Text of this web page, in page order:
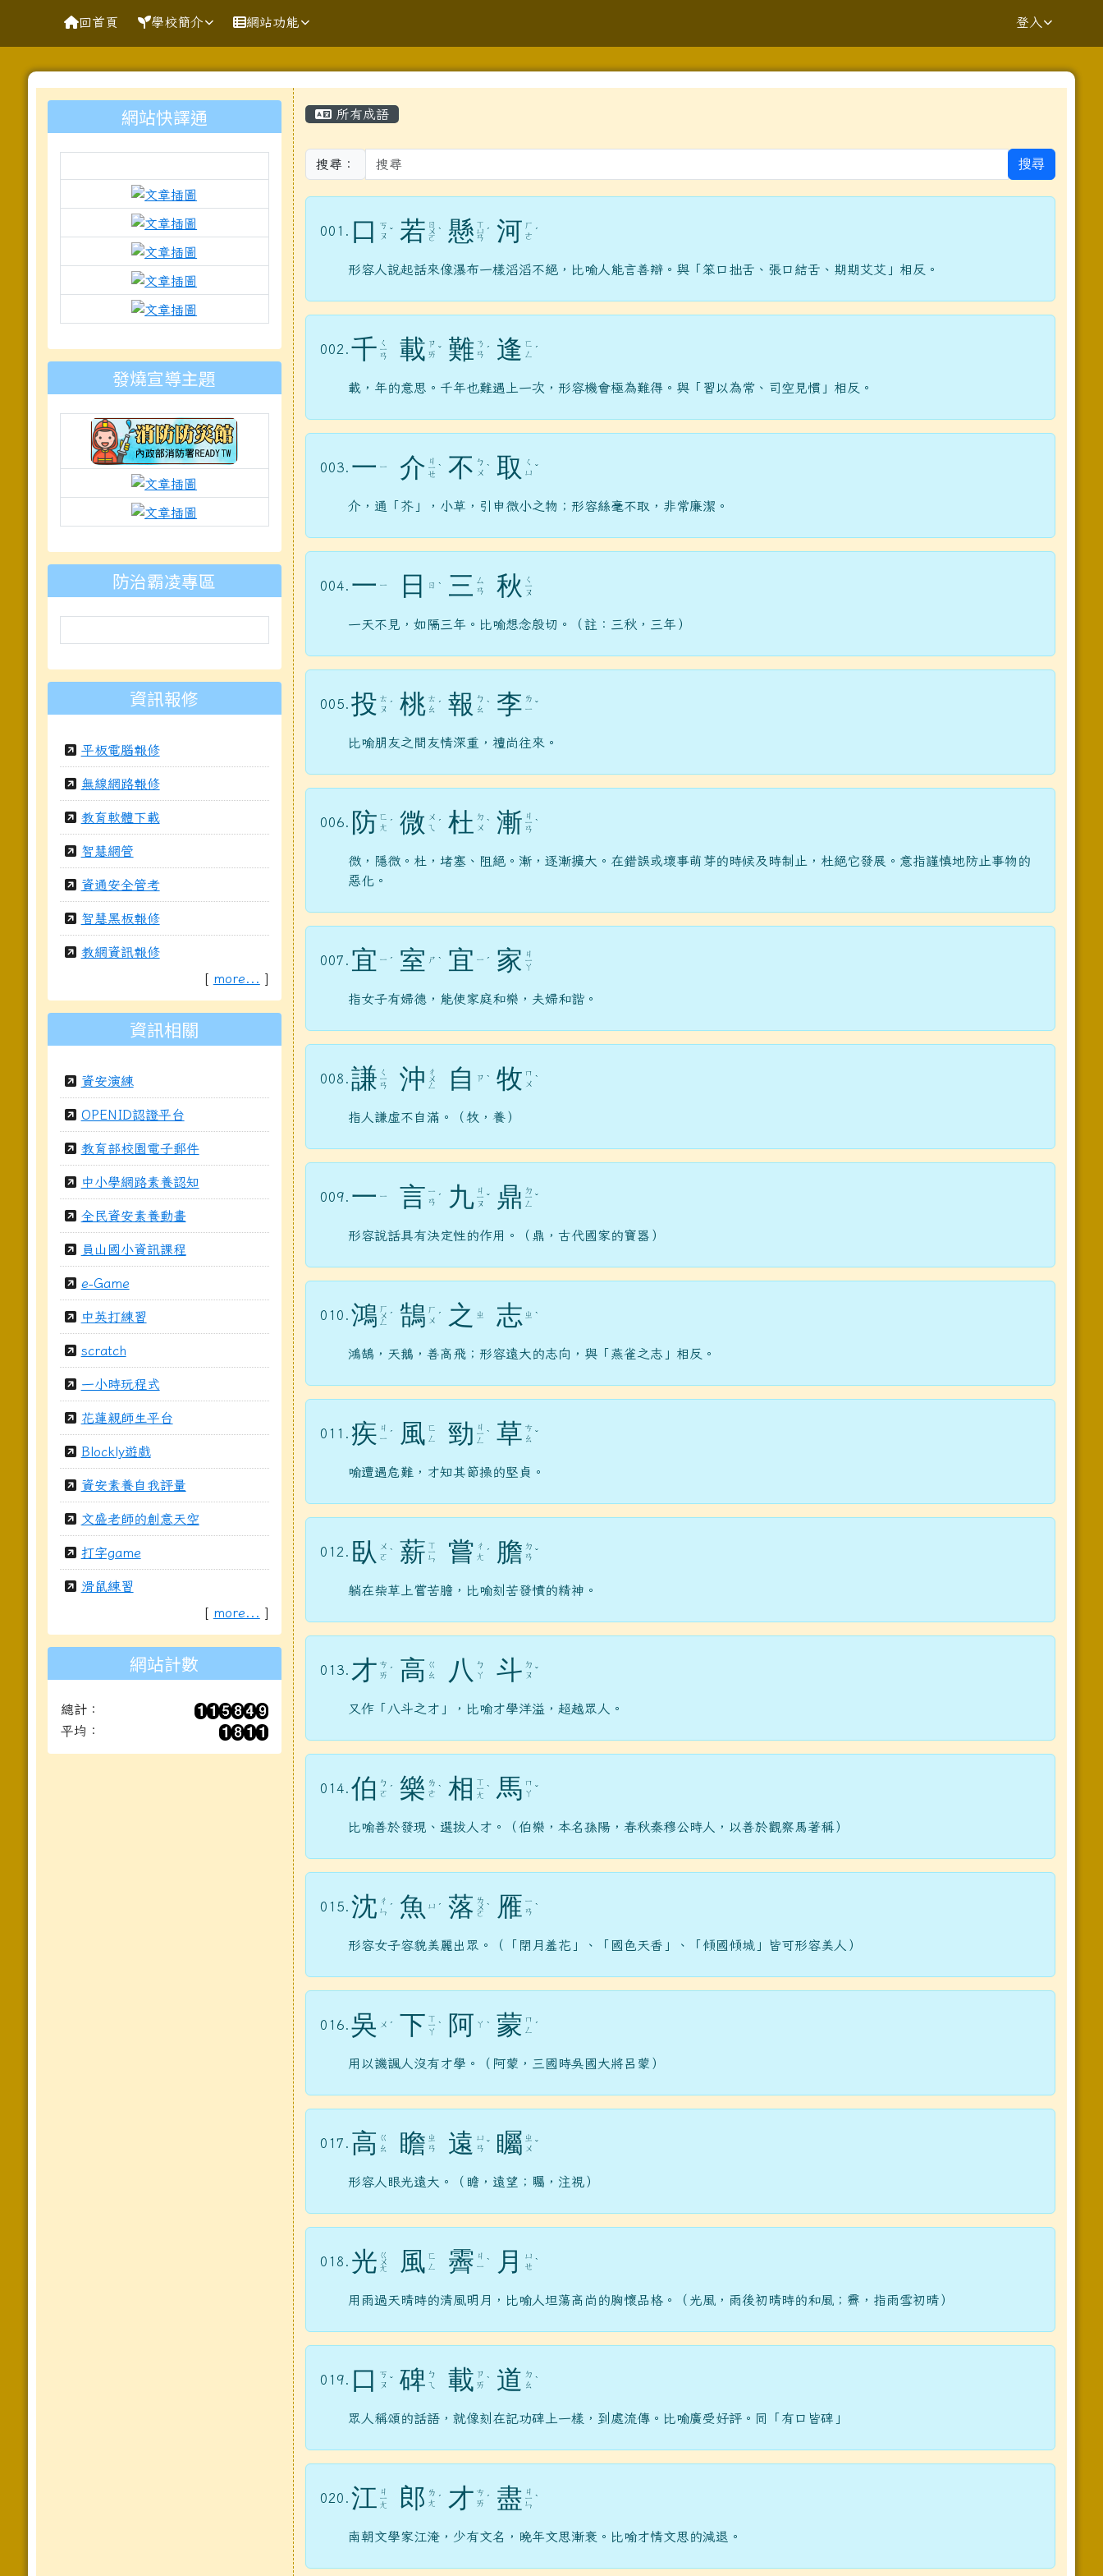
花蓮縣花蓮市明廉國民小學
導覽列回首頁 學校簡介 網站功能 登入
左邊區域內容
網站快譯通
link to https://docs.google.com/forms/d/1ZSFLXy9HoKSJrigoJp3pDKEIQHNLqfDYLkXjUyV7UvQ/viewform?edit_requested=true _blank
link to https://www.mleps.hlc.edu.tw/modules/tad_repair/
link to https://www.mleps.hlc.edu.tw/modules/jill_booking/
link to https://www.kaway.com.tw/page/member/login.aspx?rtn=https%3a%2f%2fwww.kaway.com.tw%2fpage%2frepair%2findex.aspx _blank
link to https://docs.google.com/forms/d/e/1FAIpQLScr6KGMj552f2xHH1TsRtIYU4ZtJOziV7fs1GGE-h484y8t6w/viewform?pli=1 _blank
to https://www.mleps.hlc.edu.tw/modules/tad_repair/
發燒宣導主題
link to https://isafeevent.moe.edu.tw/ _blan
link to https://prepare.mnd.gov.tw/ _blank
link to https://padlet.com/chimei07_3/b612-3ig4s4mcdois7svo _blank
防治霸凌專區
資訊報修
平板電腦報修
無線網路報修
教育軟體下載
智慧網管
資通安全管考
智慧黑板報修
教網資訊報修
[ more... ]
資訊相關
資安演練
OPENID認證平台
教育部校園電子郵件
中小學網路素養認知
全民資安素養動畫
員山國小資訊課程
e-Game
中英打練習
scratch
一小時玩程式
花蓮親師生平台
Blockly遊戲
資安素養自我評量
文盛老師的創意天空
打字game
滑鼠練習
[ more... ]
網站計數
總計：
平均：
主內容區域
所有成語
搜尋： 搜尋
001. 口
ㄎ
ㄡ ˇ 若 ㄖ
ㄨ
ㄛ
ˋ 懸 ㄒ
ㄩ
ㄢ
ˊ 河 ㄏ
ㄜ ˊ
形容人說起話來像瀑布一樣滔滔不絕，比喻人能言善辯。與「笨口拙舌、張口結舌、期期艾艾」相反。
002. 千 ㄑ
ㄧ
ㄢ 載 ㄗ
ㄞ ˇ 難 ㄋ
ㄢ ˊ 逢 ㄈ
ㄥ
ˊ
載，年的意思。千年也難遇上一次，形容機會極為難得。與「習以為常、司空見慣」相反。
003. 一 ㄧ 介 ㄐ
ㄧ
ㄝ
ˋ 不 ㄅ
ㄨ ˋ 取
ㄑ
ㄩ ˇ
介，通「芥」，小草，引申微小之物；形容絲毫不取，非常廉潔。
004. 一 ㄧ 日 ㄖ ˋ 三 ㄙ
ㄢ
秋 ㄑ
ㄧ
ㄡ
一天不見，如隔三年。比喻想念殷切。（註：三秋，三年）
005. 投 ㄊ
ㄡ ˊ 桃 ㄊ
ㄠ ˊ 報 ㄅ
ㄠ ˋ 李 ㄌ
ㄧ ˇ
比喻朋友之間友情深重，禮尚往來。
006. 防 ㄈ
ㄤ ˊ 微 ㄨ
ㄟ
ˊ 杜 ㄉ
ㄨ ˋ 漸 ㄐ
ㄧ
ㄢ
ˋ
微，隱微。杜，堵塞、阻絕。漸，逐漸擴大。在錯誤或壞事萌芽的時候及時制止，杜絕它發展。意指謹慎地防止事物的
惡化。
007. 宜 ㄧ ˊ 室 ㄕ ˋ 宜 ㄧ ˊ 家 ㄐ
ㄧ
ㄚ
指女子有婦德，能使家庭和樂，夫婦和諧。
008. 謙 ㄑ
ㄧ
ㄢ 沖 ㄔ
ㄨ
ㄥ 自 ㄗ ˋ 牧 ㄇ
ㄨ ˋ
指人謙虛不自滿。（牧，養）
009. 一 ㄧ 言 ㄧ
ㄢ ˊ 九 ㄐ
ㄧ
ㄡ
ˇ 鼎 ㄉ
ㄧ
ㄥ
ˇ
形容說話具有決定性的作用。（鼎，古代國家的寶器）
010. 鴻 ㄏ
ㄨ
ㄥ
ˊ 鵠 ㄏ
ㄨ ˊ 之 ㄓ 志 ㄓ ˋ
鴻鵠，天鵝，善高飛；形容遠大的志向，與「燕雀之志」相反。
011. 疾 ㄐ
ㄧ ˊ 風 ㄈ
ㄥ
勁 ㄐ
ㄧ
ㄥ
ˋ 草 ㄘ
ㄠ ˇ
喻遭遇危難，才知其節操的堅貞。
012. 臥
ㄨ
ㄛ ˋ 薪 ㄒ
ㄧ
ㄣ 嘗 ㄔ
ㄤ ˊ 膽 ㄉ
ㄢ ˇ
躺在柴草上嘗苦膽，比喻刻苦發憤的精神。
013. 才 ㄘ
ㄞ ˊ 高 ㄍ
ㄠ
八
ㄅ
ㄚ
斗 ㄉ
ㄡ ˇ
又作「八斗之才」，比喻才學洋溢，超越眾人。
014. 伯 ㄅ
ㄛ ˊ 樂 ㄌ
ㄜ ˋ 相 ㄒ
ㄧ
ㄤ
ˋ 馬 ㄇ
ㄚ ˇ
比喻善於發現、選拔人才。（伯樂，本名孫陽，春秋秦穆公時人，以善於觀察馬著稱）
015. 沈 ㄔ
ㄣ ˊ 魚 ㄩ ˊ 落 ㄌ
ㄨ
ㄛ
ˋ 雁 ㄧ
ㄢ ˋ
形容女子容貌美麗出眾。（「閉月羞花」、「國色天香」、「傾國傾城」皆可形容美人）
016. 吳 ㄨ ˊ 下 ㄒ
ㄧ
ㄚ
ˋ 阿 ㄚ ˋ 蒙 ㄇ
ㄥ
ˊ
用以譏諷人沒有才學。（阿蒙，三國時吳國大將呂蒙）
017. 高 ㄍ
ㄠ
瞻 ㄓ
ㄢ
遠 ㄩ
ㄢ ˇ 矚 ㄓ
ㄨ ˇ
形容人眼光遠大。（瞻，遠望；矚，注視）
018. 光 ㄍ
ㄨ
ㄤ 風 ㄈ
ㄥ
霽 ㄐ
ㄧ ˋ 月
ㄩ
ㄝ ˋ
用雨過天晴時的清風明月，比喻人坦蕩高尚的胸懷品格。（光風，雨後初晴時的和風；霽，指雨雪初晴）
019. 口
ㄎ
ㄡ ˇ 碑 ㄅ
ㄟ
載 ㄗ
ㄞ ˋ 道 ㄉ
ㄠ ˋ
眾人稱頌的話語，就像刻在記功碑上一樣，到處流傳。比喻廣受好評。同「有口皆碑」
020. 江 ㄐ
ㄧ
ㄤ 郎 ㄌ
ㄤ ˊ 才 ㄘ
ㄞ ˊ 盡 ㄐ
ㄧ
ㄣ
ˋ
南朝文學家江淹，少有文名，晚年文思漸衰。比喻才情文思的減退。
頁尾區域